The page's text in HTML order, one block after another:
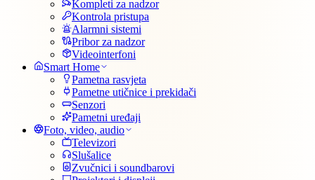
Kompleti za nadzor
Kontrola pristupa
Alarmni sistemi
Pribor za nadzor
Videointerfoni
Smart Home
Pametna rasvjeta
Pametne utičnice i prekidači
Senzori
Pametni uređaji
Foto, video, audio
Televizori
Slušalice
Zvučnici i soundbarovi